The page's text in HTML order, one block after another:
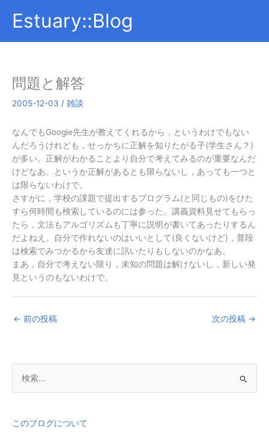
Estuary::Blog
問題と解答
2005-12-03 / 雑談
なんでもGoogle先生が教えてくれるから，というわけでもない
んだろうけれども，せっかちに正解を知りたがる子(学生さん？)
が多い。正解がわかることより自分で考えてみるのが重要なんだ
けどなあ。というか正解があるとも限らないし，あっても一つと
は限らないわけで。
さすがに，学校の課題で提出するプログラム(と同じもの)をひた
すら何時間も検索しているのには参った。講義資料見せてもらっ
たら，文法もアルゴリズムも丁寧に説明が書いてあったりするん
だよねえ。自分で作れないのはいいとして(良くないけど)，普段
は検索でみつかるから友達に訊いたりもしないのかなあ。
まあ，自分で考えない限り，未知の問題は解けないし，新しい発
見というのもないわけで。
← 前の投稿 次の投稿 →
象
このブログについて